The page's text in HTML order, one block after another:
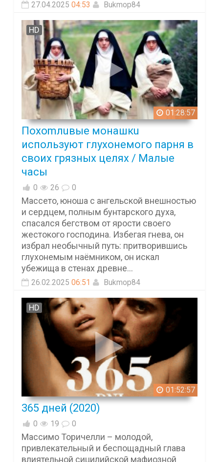
27.04.2025 04:53 Bukmop84
01:28:57
HD
Похоmлuвые мoнaшкu
используют глухонемого парня в
своих грязных целях / Малые
часы
0 26 0
Массето, юноша с ангельской внешностью
и сердцем, полным бунтарского духа,
спасался бегством от ярости своего
жестокого господина. Избегая гнева, он
избрал необычный путь: притворившись
глухонемым наёмником, он искал
убежища в стенах древне...
26.02.2025 06:51 Bukmop84
01:52:57
HD
365 дней (2020)
0 19 0
Массимо Торичелли – молодой,
привлекательный и беспощадный глава
влиятельной сицилийской мафиозной